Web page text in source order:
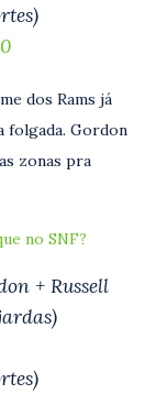
dos Rams já
folgada. Gordon
zonas pra
no SNF?
+ Russell